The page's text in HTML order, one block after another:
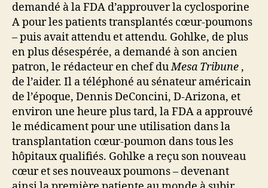
demandé à la FDA d’approuver la cyclosporine
A pour les patients transplantés cœur-poumons
– puis avait attendu et attendu. Gohlke, de plus
en plus désespérée, a demandé à son ancien
patron, le rédacteur en chef duMesa Tribune ,
de l’aider. Il a téléphoné au sénateur américain
de l’époque, Dennis DeConcini, D-Arizona, et
environ une heure plus tard, la FDA a approuvé
le médicament pour une utilisation dans la
transplantation cœur-poumon dans tous les
hôpitaux qualifiés. Gohlke a reçu son nouveau
cœur et ses nouveaux poumons – devenant